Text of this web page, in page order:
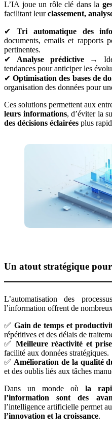
L’IA joue un rôle clé dans la
facilitant leurclassement,
✔ Tri automatique des
documents, emails et rapports
pertinentes.
✔ Analyse prédictive→
tendances pour anticiper les
✔Optimisation des bases de
organisation des données pour
Ces solutions permettent aux
leurs informations, d’éviter la
des décisions éclairées plus
Un atout stratégique
L’automatisation des
l’information offrent de
✅ Gain de temps et
répétitives et des délais de
✅ Meilleure réactivité et
facilité aux données stratégiques.
✅ Amélioration de la qualité
et des oublis liés aux tâches
Dans un monde où la
l’information sont des
l’intelligence artificielle permet
l’innovation et la croissance.